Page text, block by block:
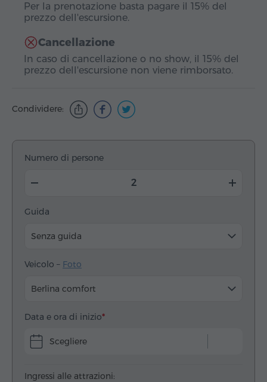
Per la prenotazione basta pagare il 15% del
prezzo dell'escursione.
Cancellazione
In caso di cancellazione o no show, il 15% del
prezzo dell'escursione non viene rimborsato.
Condividere:
Numero di persone
Guida
Senza guida
Veicolo – Foto
Berlina comfort
Data e ora di inizio
Scegliere
Ingressi alle attrazioni: